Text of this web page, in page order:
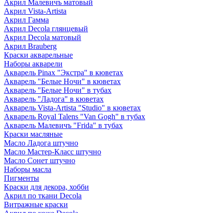
Акрил Малевичъ матовый
Акрил Vista-Artista
Акрил Гамма
Акрил Decola глянцевый
Акрил Decola матовый
Акрил Brauberg
Краски акварельные
Наборы акварели
Акварель Pinax "Экстра" в кюветах
Акварель "Белые Ночи" в кюветах
Акварель "Белые Ночи" в тубах
Акварель "Ладога" в кюветах
Акварель Vista-Artista "Studio" в кюветах
Акварель Royal Talens "Van Gogh" в тубах
Акварель Малевичъ "Frida" в тубах
Краски масляные
Масло Ладога штучно
Масло Мастер-Класс штучно
Масло Сонет штучно
Наборы масла
Пигменты
Краски для декора, хобби
Акрил по ткани Decola
Витражные краски